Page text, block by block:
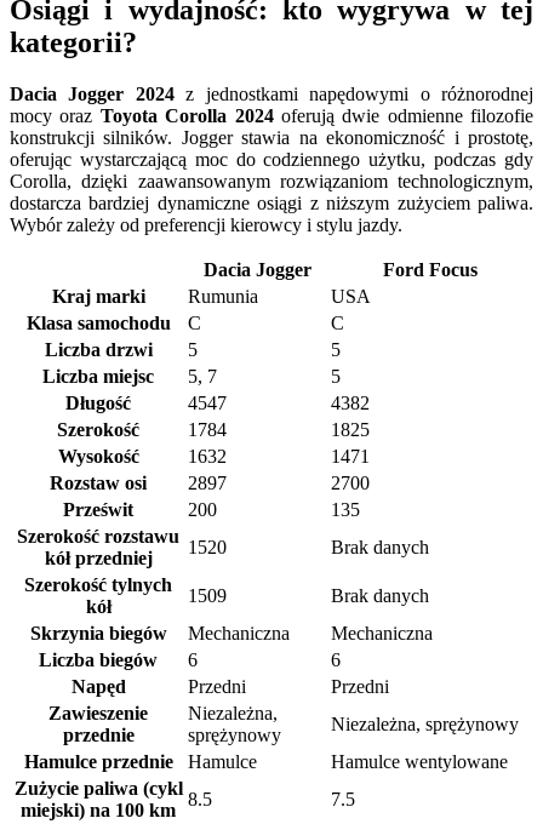
Osiągi i wydajność: kto wygrywa w tej
kategorii?
Dacia Jogger 2024z jednostkami napędowymi o różnorodnej
mocy oraz Toyota Corolla 2024oferują dwie odmienne filozofie
konstrukcji silników. Jogger stawia na ekonomiczność i prostotę,
oferując wystarczającą moc do codziennego użytku, podczas gdy
Corolla, dzięki zaawansowanym rozwiązaniom technologicznym,
dostarcza bardziej dynamiczne osiągi z niższym zużyciem paliwa.
Wybór zależy od preferencji kierowcy i stylu jazdy.
Dacia Jogger
Ford Focus
Kraj marki
Rumunia
USA
Klasa samochodu
C
C
Liczba drzwi
5
5
Liczba miejsc
5, 7
5
Długość
4547
4382
Szerokość
1784
1825
Wysokość
1632
1471
Rozstaw osi
2897
2700
Prześwit
200
135
Szerokość rozstawu
kół przedniej
1520
Brak danych
Szerokość tylnych
kół
1509
Brak danych
Skrzynia biegów
Mechaniczna
Mechaniczna
Liczba biegów
6
6
Napęd
Przedni
Przedni
Zawieszenie
przednie
Niezależna,
sprężynowy
Niezależna, sprężynowy
Hamulce przednie
Hamulce
Hamulce wentylowane
Zużycie paliwa (cykl
miejski) na 100 km
8.5
7.5